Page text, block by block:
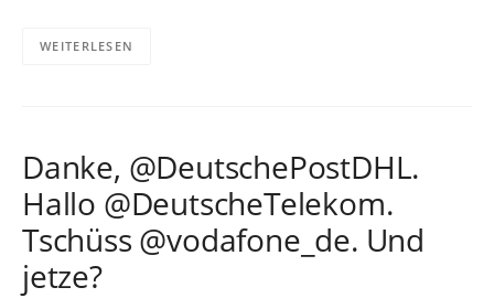
WEITERLESEN
Danke, @DeutschePostDHL.
Hallo @DeutscheTelekom.
Tschüss @vodafone_de. Und
jetze?